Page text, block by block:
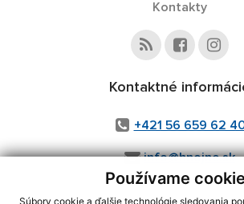
Používame
Súbory cookie a ďalšie technológie sledovania
Kontakty
Kontaktné
+421 56 659 62
info@hnojne.sk